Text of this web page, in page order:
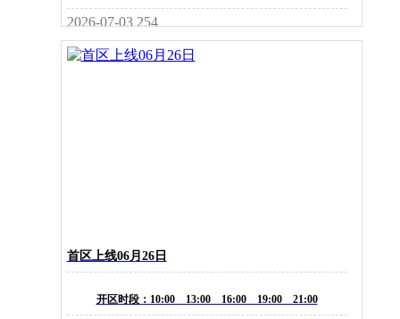
2026-07-03 254
首区上线06月26日
开区时段：10:00 13:00 16:00 19:00 21:00